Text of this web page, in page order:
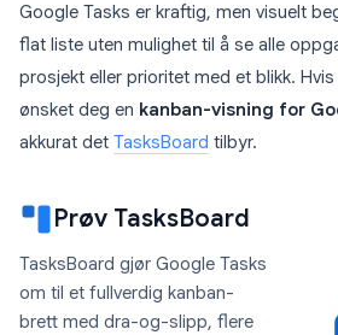
Google Tasks er kraftig, men visuelt
flat liste uten mulighet til å se alle
prosjekt eller prioritet med et blikk.
ønsket deg en kanban-visning for
akkurat det TasksBoard tilbyr.
Prøv TasksBoard
TasksBoard gjør Google Tasks
om til et fullverdig kanban-
brett med dra-og-slipp, flere